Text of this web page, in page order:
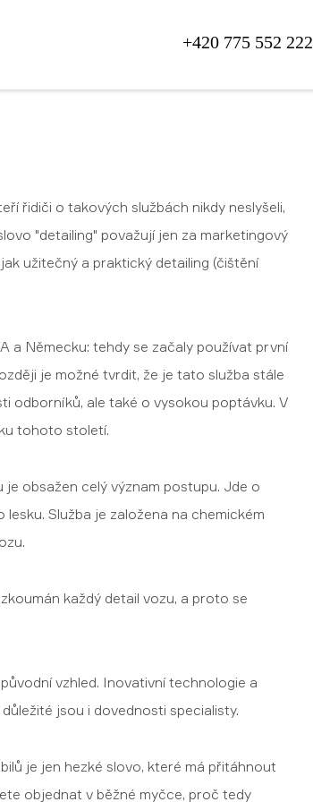
+420 775 552 222
řidiči o takových službách nikdy neslyšeli,
"detailing" považují jen za marketingový
užitečný a praktický detailing (čištění
a Německu: tehdy se začaly používat první
je možné tvrdit, že je tato služba stále
odborníků, ale také o vysokou poptávku. V
tohoto století.
je obsažen celý význam postupu. Jde o
Služba je založena na chemickém
každý detail vozu, a proto se
vzhled. Inovativní technologie a
jsou i dovednosti specialisty.
je jen hezké slovo, které má přitáhnout
objednat v běžné myčce, proč tedy